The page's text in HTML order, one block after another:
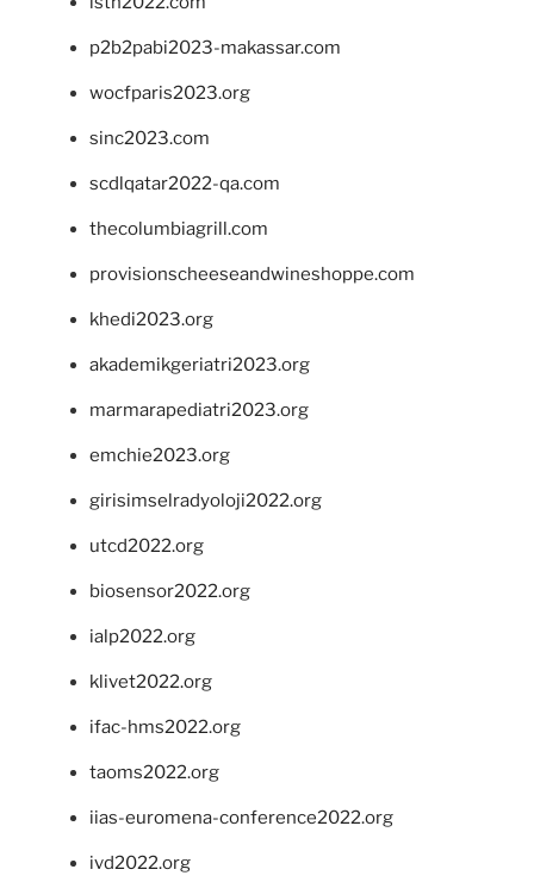
p2b2pabi2023-makassar.com
wocfparis2023.org
sinc2023.com
scdlqatar2022-qa.com
thecolumbiagrill.com
provisionscheeseandwineshoppe.com
khedi2023.org
akademikgeriatri2023.org
marmarapediatri2023.org
emchie2023.org
girisimselradyoloji2022.org
utcd2022.org
biosensor2022.org
ialp2022.org
klivet2022.org
ifac-hms2022.org
taoms2022.org
iias-euromena-conference2022.org
ivd2022.org